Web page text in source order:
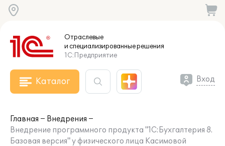
Отраслевые
и специализированныерешения
1С:Предприятие
Каталог Вход
Главная
Внедрения
Внедрение программного продукта "1С:Бухгалтерия 8.
Базовая версия" у физического лица Касимовой